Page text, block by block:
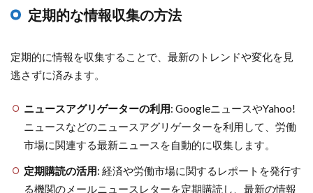
定期的な情報収集の方法
定期的に情報を収集することで、最新のトレンドや変化を見
逃さずに済みます。
ニュースアグリゲーターの利用: GoogleニュースやYahoo!
ニュースなどのニュースアグリゲーターを利用して、労働
市場に関連する最新ニュースを自動的に収集します。
定期購読の活用: 経済や労働市場に関するレポートを発行す
る機関のメールニュースレターを定期購読し、最新の情報